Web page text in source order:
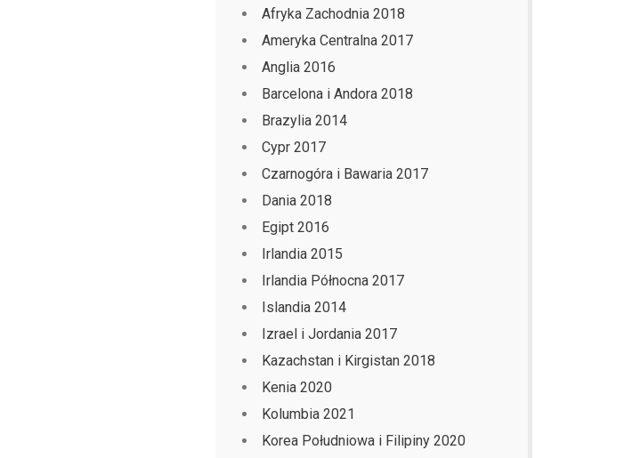
Afryka Zachodnia 2018
Ameryka Centralna 2017
Anglia 2016
Barcelona i Andora 2018
Brazylia 2014
Cypr 2017
Czarnogóra i Bawaria 2017
Dania 2018
Egipt 2016
Irlandia 2015
Irlandia Północna 2017
Islandia 2014
Izrael i Jordania 2017
Kazachstan i Kirgistan 2018
Kenia 2020
Kolumbia 2021
Korea Południowa i Filipiny 2020